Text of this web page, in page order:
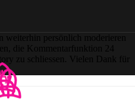
persönlich moderieren
die Kommentarfunktion 24
zu schliessen. Vielen Dank für